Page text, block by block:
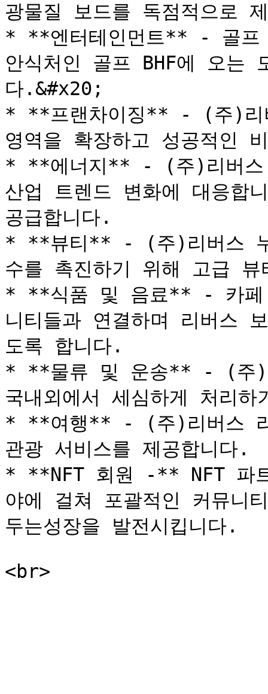
광물질 보드를 독점적으로
* **엔터테인먼트** - 골프
안식처인 골프 BHF에 오는
다.&#x20;
* **프랜차이징** - (주)리
영역을 확장하고 성공적인
* **에너지** - (주)리버스
산업 트렌드 변화에 대응합
공급합니다.
* **뷰티** - (주)리버스 누
수를 촉진하기 위해 고급
* **식품 및 음료** - 카페
니티들과 연결하며 리버스
도록 합니다.
* **물류 및 운송** - (주)
국내외에서 세심하게 처리
* **여행** - (주)리버스 라
관광 서비스를 제공합니다.
* **NFT 회원 -** NFT 파
야에 걸쳐 포괄적인 커뮤니
두는성장을 발전시킵니다.